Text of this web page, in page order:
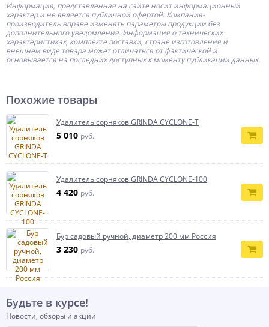
Информация, представленная на сайте носит информационный
характер и не является публичной офертой. Компания-
производитель вправе изменять параметры продукции без
дополнительного уведомления. Информация о технических
характеристиках, комплекте поставки, стране изготовления и
внешнем виде товара может отличаться от фактической и
основывается на последних доступных к моменту публикации данных.
Похожие товары
Удалитель сорняков GRINDA CYCLONE-T
5 010 руб.
Удалитель сорняков GRINDA CYCLONE-100
4 420 руб.
Бур садовый ручной, диаметр 200 мм Россия
3 230 руб.
Будьте в курсе!
Новости, обзоры и акции